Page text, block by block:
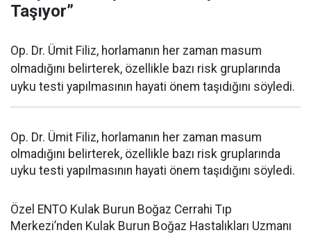
Taşıyor”
Op. Dr. Ümit Filiz, horlamanın her zaman masum
olmadığını belirterek, özellikle bazı risk gruplarında
uyku testi yapılmasının hayati önem taşıdığını söyledi.
Op. Dr. Ümit Filiz, horlamanın her zaman masum
olmadığını belirterek, özellikle bazı risk gruplarında
uyku testi yapılmasının hayati önem taşıdığını söyledi.
Özel ENTO Kulak Burun Boğaz Cerrahi Tıp
Merkezi’nden Kulak Burun Boğaz Hastalıkları Uzmanı